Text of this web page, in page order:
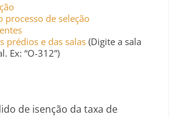
processo de seleção
prédios e das salas (Digite a sala
Ex: “O-312”)
de isenção da taxa de